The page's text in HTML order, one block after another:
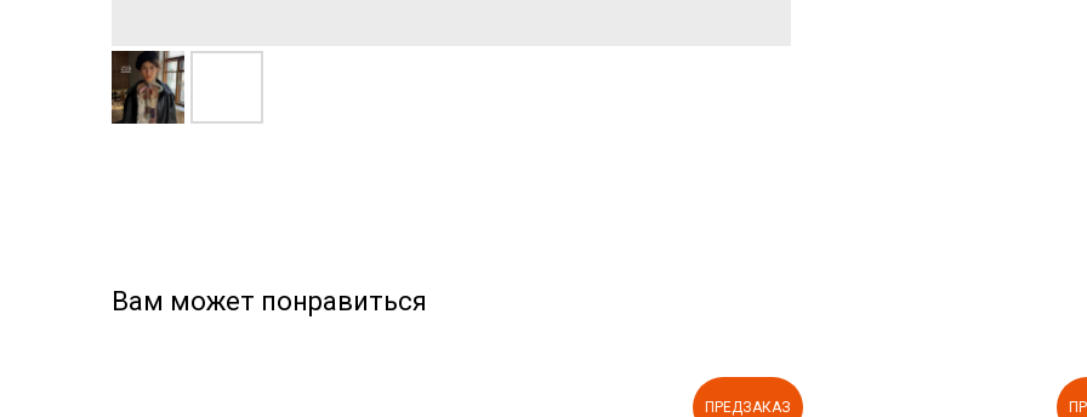
Вам может понравиться
ПРЕДЗАКАЗ